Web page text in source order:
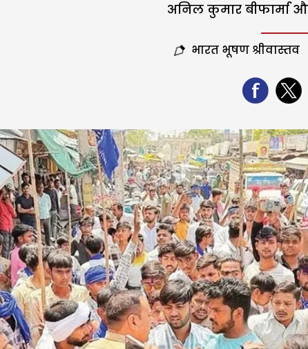
अनिल कुमार बीफार्मा
भारत भूषण श्रीवास्तव